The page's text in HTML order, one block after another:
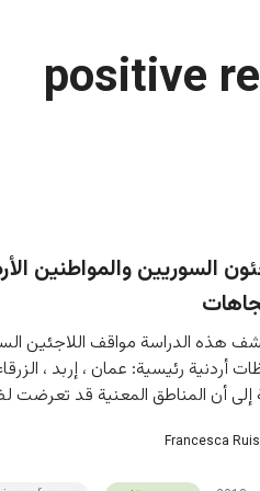
positive
السوريين والمواطنين
هذه الدراسة مواقف اللاجئين
أردنية رئيسية: عمان ، إربد ،
إلى أن المناطق المعنية قد تعرضت
Francesca